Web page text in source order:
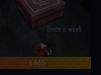
-6.66%